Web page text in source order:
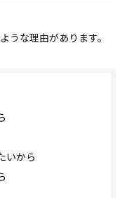
うな理由があります。
いから